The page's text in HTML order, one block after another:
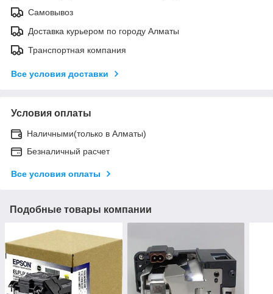
Самовывоз
Доставка курьером по городу Алматы
Транспортная компания
Все условия доставки
Условия оплаты
Наличными(только в Алматы)
Безналичный расчет
Все условия оплаты
Подобные товары компании